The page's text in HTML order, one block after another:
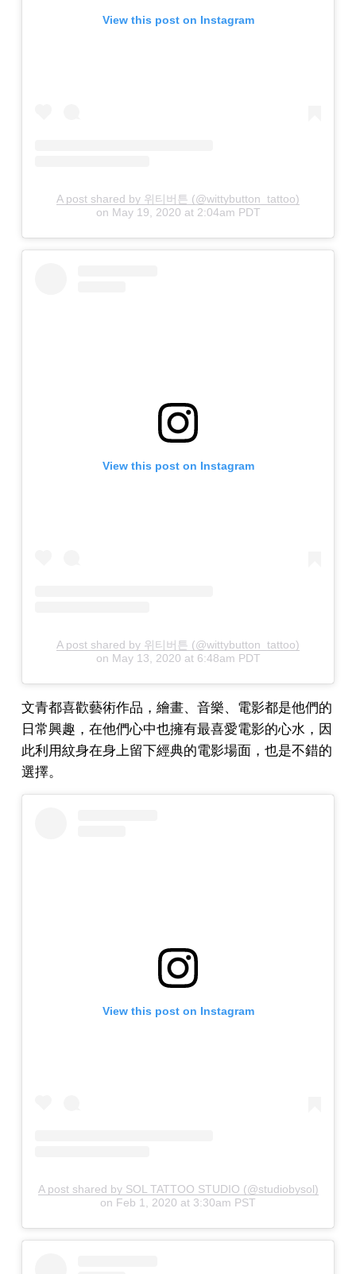
View this post on Instagram
A post shared by 위티버튼 (@wittybutton_tattoo)
on May 19, 2020 at 2:04am PDT
View this post on Instagram
A post shared by 위티버튼 (@wittybutton_tattoo)
on May 13, 2020 at 6:48am PDT
文青都喜歡藝術作品，繪畫、音樂、電影都是他們的
日常興趣，在他們心中也擁有最喜愛電影的心水，因
此利用紋身在身上留下經典的電影場面，也是不錯的
選擇。
View this post on Instagram
A post shared by SOL TATTOO STUDIO (@studiobysol)
on Feb 1, 2020 at 3:30am PST